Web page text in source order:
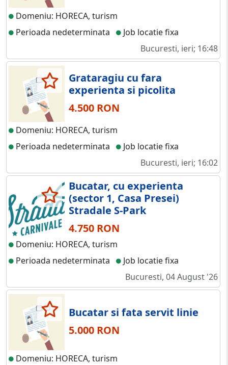
Domeniu: HORECA, turism
Perioada nedeterminata
Job locatie fixa
Bucuresti, ieri; 16:48
Grataragiu cu fara
experienta si picolita
4.500 RON
Domeniu: HORECA, turism
Perioada nedeterminata
Job locatie fixa
Bucuresti, ieri; 16:02
Bucatar, cu experienta
(sector 1, Casa Presei)
Stradale S-Park
4.750 RON
Domeniu: HORECA, turism
Perioada nedeterminata
Job locatie fixa
Bucuresti, 04 August '26
Bucatar si fata servit linie
5.000 RON
Domeniu: HORECA, turism